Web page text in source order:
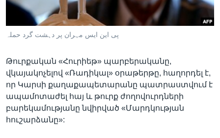
Լեզուներ
پی این ایس مہران پر دہشت گرد حملہ
Թուրքական «Հուրիեթ» պարբերականը,
վկայակոչելով «Ռադիկալ» օրաթերթը, հաղորդել է,
որ Կարսի քաղաքապետարանը պատրաստվում է
ապամոտաժել հայ և թուրք ժողովուրդների
բարեկամությանը նվիրված «Մարդկության
հուշարձանը»: